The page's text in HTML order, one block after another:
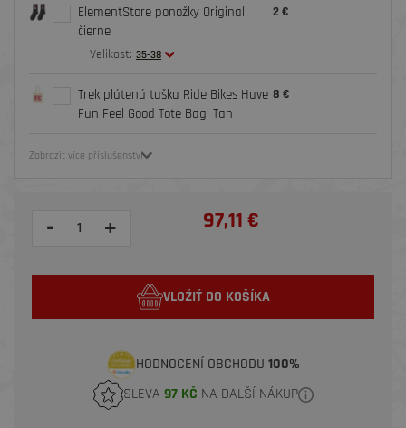
ElementStore ponožky Original,
čierne
Velikost: 35-38
2 €
Trek plátená taška Ride Bikes Have
Fun Feel Good Tote Bag, Tan
8 €
Zobrazit více příslušenství
- + 97,11 €
VLOŽIŤ DO KOŠÍKA
HODNOCENÍ OBCHODU 100%
SLEVA 97 KČ NA DALŠÍ NÁKUP